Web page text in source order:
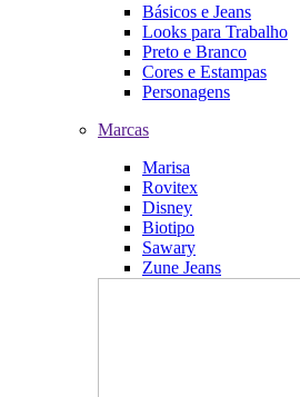
Básicos e Jeans
Looks para Trabalho
Preto e Branco
Cores e Estampas
Personagens
Marcas
Marisa
Rovitex
Disney
Biotipo
Sawary
Zune Jeans